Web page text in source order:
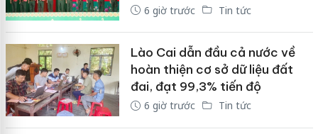
6 giờ trước Tin tức
Lào Cai dẫn đầu cả nước về
hoàn thiện cơ sở dữ liệu đất
đai, đạt 99,3% tiến độ
6 giờ trước Tin tức